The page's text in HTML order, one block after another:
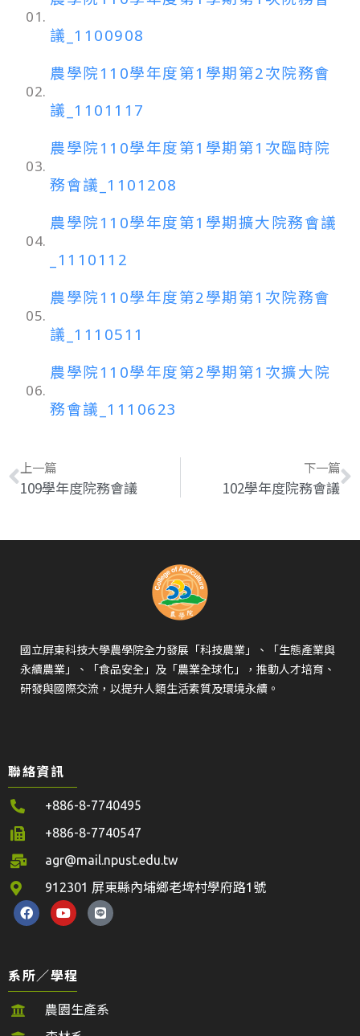
01.
議_1100908
02.
農學院110學年度第1學期第2次院務會
議_1101117
03.
農學院110學年度第1學期第1次臨時院
務會議_1101208
04.
農學院110學年度第1學期擴大院務會議
_1110112
05.
農學院110學年度第2學期第1次院務會
議_1110511
06.
農學院110學年度第2學期第1次擴大院
務會議_1110623
上一篇
109學年度院務會議
下一篇
102學年度院務會議
國立屏東科技大學農學院全力發展「科技農業」、「生態產業與
永續農業」、「食品安全」及「農業全球化」，推動人才培育、
研發與國際交流，以提升人類生活素質及環境永續。
聯絡資訊
+886-8-7740495
+886-8-7740547
agr@mail.npust.edu.tw
912301 屏東縣內埔鄉老埤村學府路1號
系所／學程
農園生產系